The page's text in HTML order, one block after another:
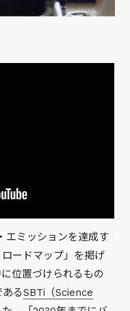
エミッションを達成す
ードマップ」を掲げ
位置づけられるもの
あるSBTi（Science